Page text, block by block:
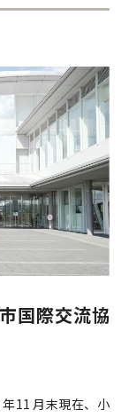
国際交流協
11 月末現在、小